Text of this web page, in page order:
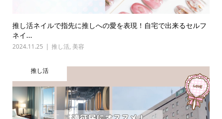
推し活ネイルで指先に推しへの愛を表現！自宅で出来るセルフ
ネイ...
2024.11.25 推し活, 美容
推し活